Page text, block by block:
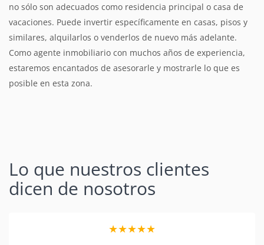
no sólo son adecuados como residencia principal o casa de
vacaciones. Puede invertir específicamente en casas, pisos y
similares, alquilarlos o venderlos de nuevo más adelante.
Como agente inmobiliario con muchos años de experiencia,
estaremos encantados de asesorarle y mostrarle lo que es
posible en esta zona.
Lo que nuestros clientes
dicen de nosotros
★★★★★